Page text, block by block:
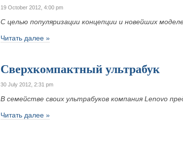
19 October 2012, 4:00 pm
С целью популяризации концепции и новейших
Читать далее »
Сверхкомпактный ультрабук
30 July 2012, 2:31 pm
В семействе своих ультрабуков компания Lenovo
Читать далее »